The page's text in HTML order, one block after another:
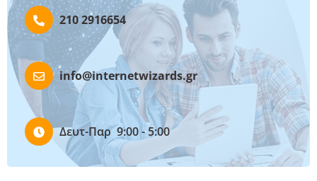
210 2916654
info@internetwizards.gr
Δευτ-Παρ 9:00 - 5:00